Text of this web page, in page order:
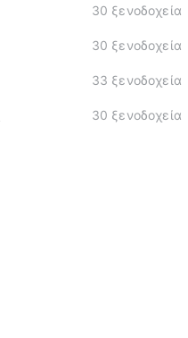
30 ξενοδοχεία
30 ξενοδοχεία
33 ξενοδοχεία
30 ξενοδοχεία